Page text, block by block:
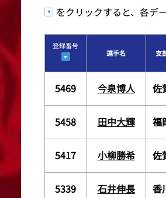
をクリックすると、各デ
登録番号
選手名
支
5469 今泉博人 佐
5458 田中大輝 福
5417 小柳勝希 佐
5339 石井伸長 香